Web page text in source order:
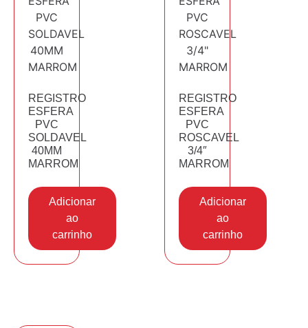
REGISTRO
ESFERA
PVC
SOLDAVEL
40MM
MARROM
Adicionar
ao
carrinho
REGISTRO
ESFERA
PVC
ROSCAVEL
3/4″
MARROM
Adicionar
ao
carrinho